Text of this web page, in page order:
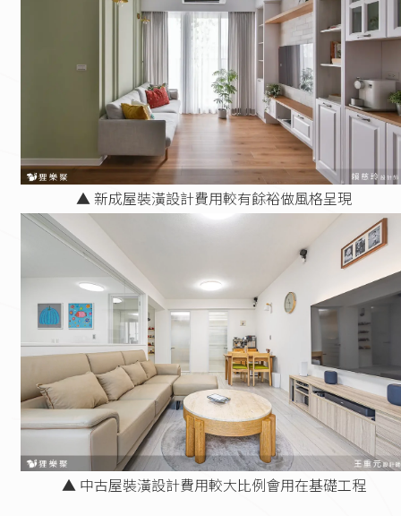
▲ 新成屋裝潢設計費用較有餘裕做風格呈現
▲ 中古屋裝潢設計費用較大比例會用在基礎工程